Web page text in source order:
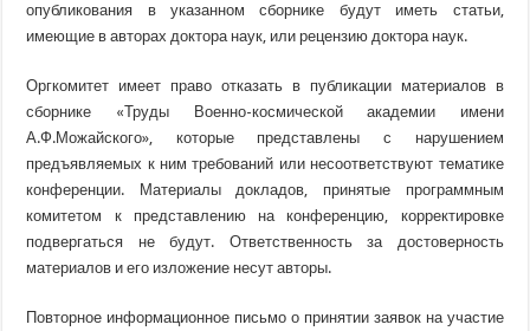
опубликования в указанном сборнике будут иметь статьи,
имеющие в авторах доктора наук, или рецензию доктора наук.
Оргкомитет имеет право отказать в публикации материалов в
сборнике
«ТрудыВоенно-космической академии имени
А.Ф.Можайского», которые представлены с нарушением
предъявляемых к ним требований или несоответствуют тематике
конференции. Материалы докладов, принятые программным
комитетом к представлению на конференцию, корректировке
подвергаться не будут. Ответственность за достоверность
материалов и его изложение несут авторы.
Повторное информационное письмо о принятии заявок на участие